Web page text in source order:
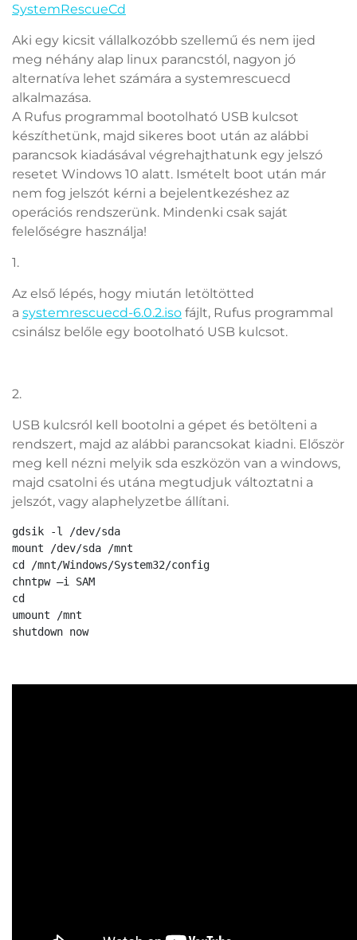
SystemRescueCd
Aki egy kicsit vállalkozóbb szellemű és nem ijed
meg néhány alap linux parancstól, nagyon jó
alternatíva lehet számára a systemrescuecd
alkalmazása.
A Rufus programmal bootolható USB kulcsot
készíthetünk, majd sikeres boot után az alábbi
parancsok kiadásával végrehajthatunk egy jelszó
resetet Windows 10 alatt. Ismételt boot után már
nem fog jelszót kérni a bejelentkezéshez az
operációs rendszerünk. Mindenki csak saját
felelőségre használja!
1.
Az első lépés, hogy miután letöltötted
a systemrescuecd-6.0.2.iso fájlt, Rufus programmal
csinálsz belőle egy bootolható USB kulcsot.
2.
USB kulcsról kell bootolni a gépet és betölteni a
rendszert, majd az alábbi parancsokat kiadni. Először
meg kell nézni melyik sda eszközön van a windows,
majd csatolni és utána megtudjuk változtatni a
jelszót, vagy alaphelyzetbe állítani.
gdsik -l /dev/sda
mount /dev/sda /mnt
cd /mnt/Windows/System32/config
chntpw –i SAM
cd
umount /mnt
shutdown now